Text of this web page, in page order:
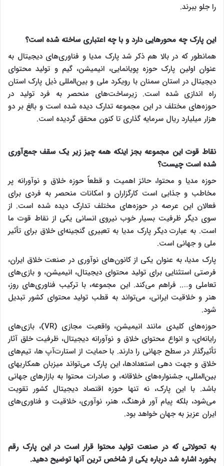
را جلو ببرند.
این پارک چه محورهایی دارد و با چه اعتباری ساخته شده است؟
همانطور که در بالا هم ذکر شد پارک مدیا و فناوری‌های دیجیتال به
عنوان اولین پارک حوزه پویانمایی، انیمیشن، گیم و تولید محتوای
دیجیتال در استان سمنان با رویکرد ملی و بین‌المللی ذیل پارک استان
راه اندازی شده است. زیرساخت‌های منحصر به فرد تولید در
حوزه‌های مختلف در این مجموعه تدارک دیده شده است و بالغ بر دو
هزار میلیارد ریال سرمایه گذاری تا کنون محقق گردیده است.
نقاط قوت این مجموعه بجز اینکه همه چیز زیر یک سقف جمع‌آوری
شده است چیست؟
حوزه مدیا و محتوا، حائز اهمیت و قطعاً حوزه خلاق و نوآورانه پر
مخاطب و جذابی است کارگزاران و امکانات منحصر به فردی برای
فعالان این عرصه در حوزه‌های مختلف تدارک دیده شده است. از
سوی دیگر ظرفیت بسیار خوب نیروی انسانی یکی از نقاط قوت ما
است. به عبارت دیگر پارک مدیا به تعبیری گنجینه‌ای خلاق برای تأثیر
ملی و جهانی است.
پارک مدیا، به عنوان یکی از کانون‌های نوآوری در صنعت خلاق ایران،
فرصتی استثنایی برای تولید محتوای دیجیتال، انیمیشن، و بازی‌های
تعاملی و….. فراهم می‌کند. این مجموعه، با ترکیب فناوری‌های روز،
هنر و خلاقیت ایرانی، می‌تواند به قطب تولید محتوای کشور تبدیل
شود.
حوزه‌های کلیدی مانند انیمیشن، واقعیت مجازی (VR)، بازی‌های
رایانه‌ای، و انواع محتوای خلاق و نوآورانه دیجیتال، ظرفیت خلق آثار
تأثیرگذار در سطح جهانی را دارند. با حمایت از استارت‌آپ ها، تیم‌های
خلاق و جهت دهی استعدادها، این پارک می‌تواند میزبان همکاریهای
بین‌المللی، جشنواره‌های خلاقانه، و صادرات محتوا به بازارهای جهانی
باشد. با این پارک، نه تنها حوزه اقتصاد دیجیتال کشور تقویت
می‌شود، بلکه پیام آور فرهنگ، هنر، نوآوری، خلاقیت و فناوری‌های
ایران عزیز به جهان خواهد بود.
به تحولاتی که در صنعت تولید محتوا قرار است در این پارک رقم
بخورد اشاره شد درباره یکی از شاخص ترین آنها توضیح دهید.